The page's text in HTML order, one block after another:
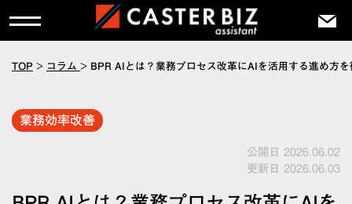
TOP > コラム > BPR AIとは？業務プロセス改革にAIを活用する進め方を
業務効率改善
公開日 2026.06.02
更新日 2026.06.03